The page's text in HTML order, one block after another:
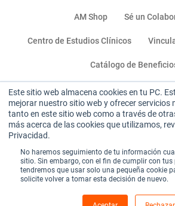
Este sitio web almacena cookies en tu PC.
mejorar nuestro sitio web y ofrecer servicios
tanto en este sitio web como a través de
más acerca de las cookies que utilizamos,
Privacidad.
No haremos seguimiento de tu información
sitio. Sin embargo, con el fin de cumplir con tus
tendremos que usar solo una pequeña cookie
solicite volver a tomar esta decisión de nuevo.
AM Shop Sé un
Centro de Estudios Clínicos
Catálogo de
Miembro de:
Sitio institucional | Aviso de
Términos y condiciones